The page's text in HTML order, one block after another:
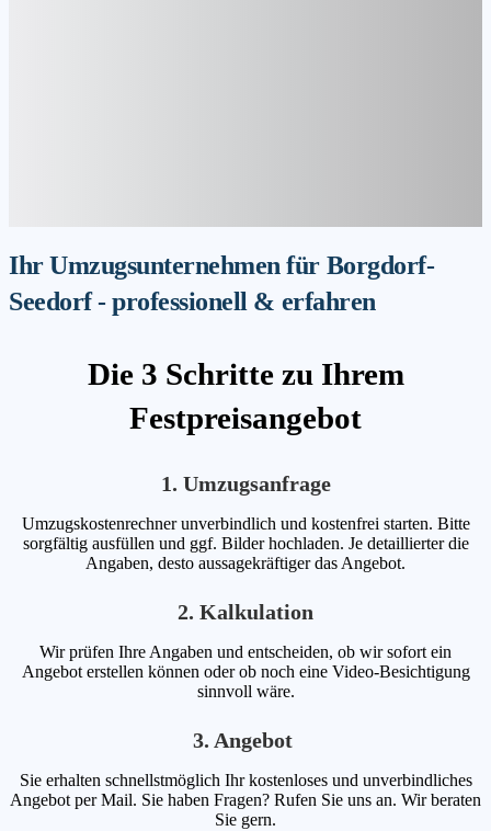
Ihr Umzugsunternehmen für Borgdorf-
Seedorf - professionell & erfahren
Die 3 Schritte zu Ihrem
Festpreisangebot
1. Umzugsanfrage
Umzugskostenrechner unverbindlich und kostenfrei starten. Bitte
sorgfältig ausfüllen und ggf. Bilder hochladen. Je detaillierter die
Angaben, desto aussagekräftiger das Angebot.
2. Kalkulation
Wir prüfen Ihre Angaben und entscheiden, ob wir sofort ein
Angebot erstellen können oder ob noch eine Video-Besichtigung
sinnvoll wäre.
3. Angebot
Sie erhalten schnellstmöglich Ihr kostenloses und unverbindliches
Angebot per Mail. Sie haben Fragen? Rufen Sie uns an. Wir beraten
Sie gern.